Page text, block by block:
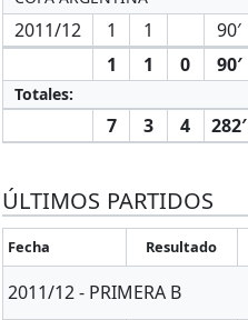
2011/12 1 1
90′
1
1 0 90′
Totales:
7 3 4 282′
ÚLTIMOS PARTIDOS
Fecha Resultado
2011/12 - PRIMERA B